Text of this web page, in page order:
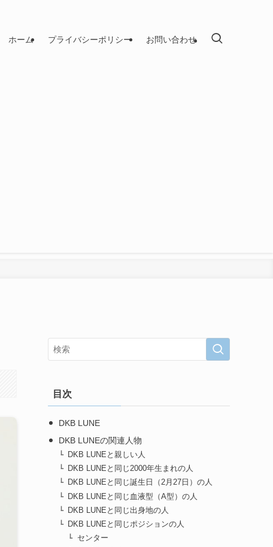
ホーム プライバシーポリシー お問い合わせ
目次
DKB LUNE
DKB LUNEの関連人物
DKB LUNEと親しい人
DKB LUNEと同じ2000年生まれの人
DKB LUNEと同じ誕生日（2月27日）の人
DKB LUNEと同じ血液型（A型）の人
DKB LUNEと同じ出身地の人
DKB LUNEと同じポジションの人
センター